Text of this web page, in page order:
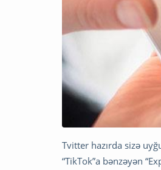
Tvitter hazırda sizə
“TikTok”a bənzəyən